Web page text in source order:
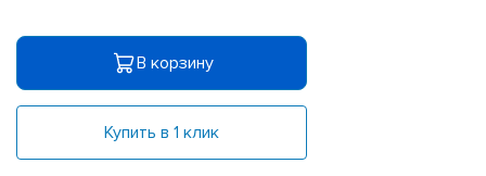
В корзину
Купить в 1 клик